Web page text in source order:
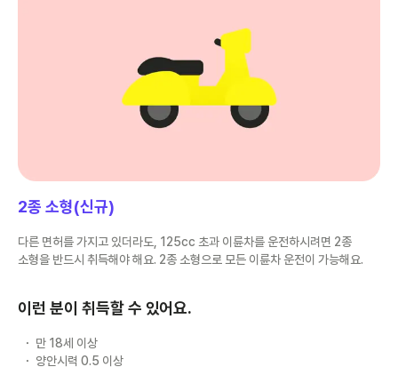
2종 소형(신규)
다른 면허를 가지고 있더라도, 125cc 초과 이륜차를 운전하시려면 2종
소형을 반드시 취득해야 해요. 2종 소형으로 모든 이륜차 운전이 가능해요.
이런 분이 취득할 수 있어요.
만 18세 이상
양안시력 0.5 이상